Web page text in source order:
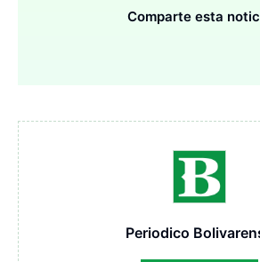
Comparte esta
Periodico